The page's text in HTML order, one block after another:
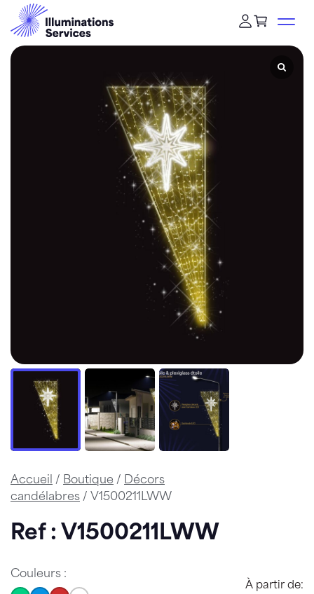
Accueil / Boutique / Décors
candélabres / V1500211LWW
Ref : V1500211LWW
Couleurs :
À partir de: